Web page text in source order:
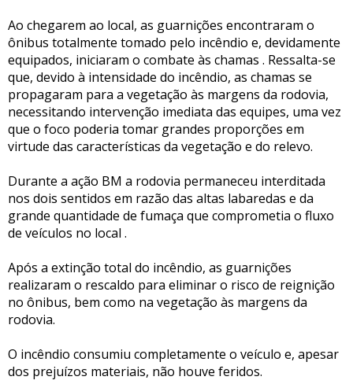
Ao chegarem ao local, as guarnições encontraram o
ônibus totalmente tomado pelo incêndio e, devidamente
equipados, iniciaram o combate às chamas . Ressalta-se
que, devido à intensidade do incêndio, as chamas se
propagaram para a vegetação às margens da rodovia,
necessitando intervenção imediata das equipes, uma vez
que o foco poderia tomar grandes proporções em
virtude das características da vegetação e do relevo.
Durante a ação BM a rodovia permaneceu interditada
nos dois sentidos em razão das altas labaredas e da
grande quantidade de fumaça que comprometia o fluxo
de veículos no local .
Após a extinção total do incêndio, as guarnições
realizaram o rescaldo para eliminar o risco de reignição
no ônibus, bem como na vegetação às margens da
rodovia.
O incêndio consumiu completamente o veículo e, apesar
dos prejuízos materiais, não houve feridos.